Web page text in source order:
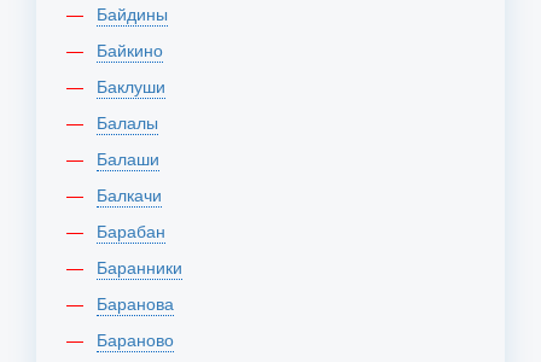
Байдины
Байкино
Баклуши
Балалы
Балаши
Балкачи
Барабан
Баранники
Баранова
Бараново